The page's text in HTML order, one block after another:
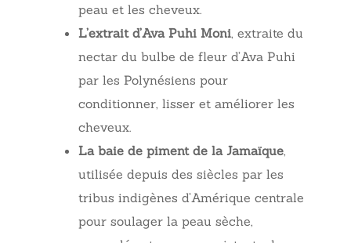
peau et les cheveux.
L’extrait d’Ava Puhi Moni, extraite du
nectar du bulbe de fleur d’Ava Puhi
par les Polynésiens pour
conditionner, lisser et améliorer les
cheveux.
La baie de piment de la Jamaïque,
utilisée depuis des siècles par les
tribus indigènes d’Amérique centrale
pour soulager la peau sèche,